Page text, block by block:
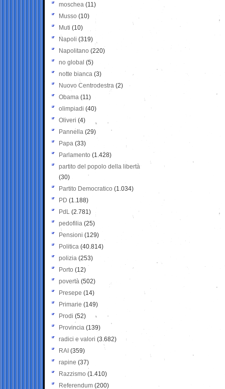
moschea (11)
Musso (10)
Muti (10)
Napoli (319)
Napolitano (220)
no global (5)
notte bianca (3)
Nuovo Centrodestra (2)
Obama (11)
olimpiadi (40)
Oliveri (4)
Pannella (29)
Papa (33)
Parlamento (1.428)
partito del popolo della libertà
(30)
Partito Democratico (1.034)
PD (1.188)
PdL (2.781)
pedofilia (25)
Pensioni (129)
Politica (40.814)
polizia (253)
Porto (12)
povertà (502)
Presepe (14)
Primarie (149)
Prodi (52)
Provincia (139)
radici e valori (3.682)
RAI (359)
rapine (37)
Razzismo (1.410)
Referendum (200)